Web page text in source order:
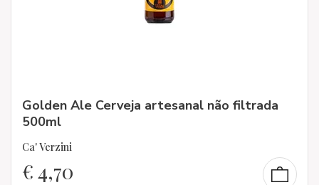
Golden Ale Cerveja artesanal não filtrada
500ml
Ca' Verzini
€4,70